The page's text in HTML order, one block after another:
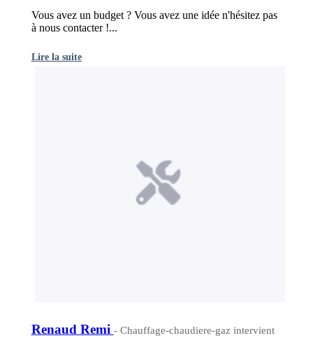
Vous avez un budget ? Vous avez une idée n'hésitez pas
à nous contacter !...
Lire la suite
Renaud Remi - Chauffage-chaudiere-gaz intervient